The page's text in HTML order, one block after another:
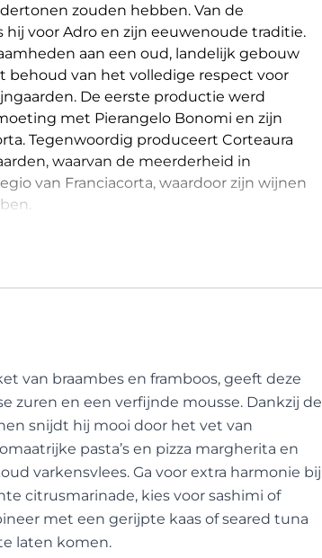
zouden hebben. Van de
voor Adro en zijn eeuwenoude traditie.
aan een oud, landelijk gebouw
van het volledige respect voor
De eerste productie werd
met Pierangelo Bonomi en zijn
Tegenwoordig produceert Corteaura
waarvan de meerderheid in
van Franciacorta, waardoor zijn wijnen
deel uit van de geschiedenis en
francae" -regio, dat is vrijgesteld
ouder is: in de Griekse mythologie
en Lelas, zo snel als de wind. Van
die door het occulte wordt gebruikt om
definiëren, onzichtbaar voor normale
2 woorden zijn samengevoegd om
is aan het land en aan die magische
uniek en superieur kan maken.
een schildpad, symboliseert een
zijn spreekwoordelijke traagheid en
hier in Franciacorta het belangrijkste
van braambes en framboos, geeft deze
zuren en een verfijnde mousse. Dankzij de
snijdt hij mooi door het vet van
pasta’s en pizza margherita en
varkensvlees. Ga voor extra harmonie bij
citrusmarinade, kies voor sashimi of
met een gerijpte kaas of seared tuna
laten komen.